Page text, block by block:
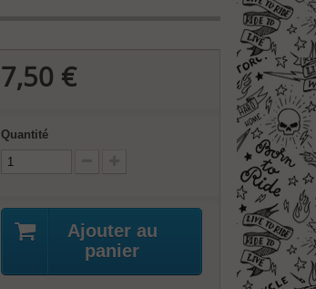
7,50 €
Quantité
Ajouter au
panier